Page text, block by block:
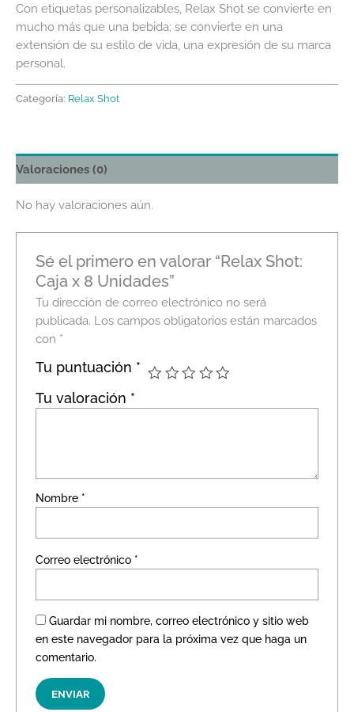
Con etiquetas personalizables, Relax Shot se convierte en
mucho más que una bebida; se convierte en una
extensión de su estilo de vida, una expresión de su marca
personal.
Categoría: Relax Shot
Valoraciones (0)
No hay valoraciones aún.
Sé el primero en valorar “Relax Shot:
Caja x 8 Unidades”
Tu dirección de correo electrónico no será
publicada. Los campos obligatorios están marcados
con *
Tu puntuación *
Tu valoración *
Nombre *
Correo electrónico *
Guardar mi nombre, correo electrónico y sitio web
en este navegador para la próxima vez que haga un
comentario.